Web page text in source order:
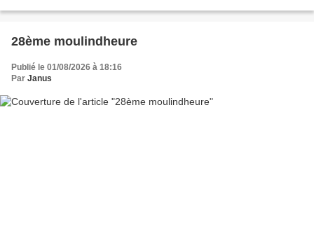
28ème moulindheure
Publié le 01/08/2026 à 18:16
Par Janus